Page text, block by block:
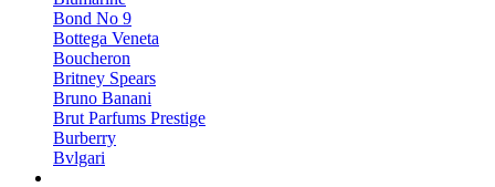
Bond No 9
Bottega Veneta
Boucheron
Britney Spears
Bruno Banani
Brut Parfums Prestige
Burberry
Bvlgari